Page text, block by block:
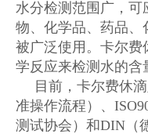
水分检测范围广，
物、化学品、药品、
被广泛使用。卡尔
学反应来检测水的含
目前，卡尔费休
准操作流程）、
测试协会）和DIN（